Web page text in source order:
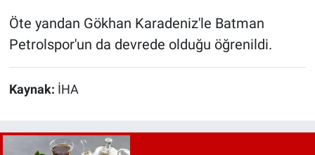
Öte yandan Gökhan Karadeniz'le Batman
Petrolspor'un da devrede olduğu öğrenildi.
Kaynak: İHA